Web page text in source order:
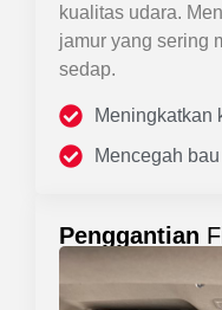
kualitas udara.
jamur yang sering
sedap.
Meningkatkan
Mencegah
Penggantian